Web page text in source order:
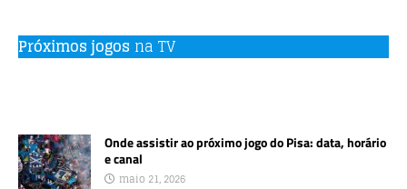
Próximos jogos na TV
Onde assistir ao próximo jogo do Pisa: data, horário
e canal
maio 21, 2026